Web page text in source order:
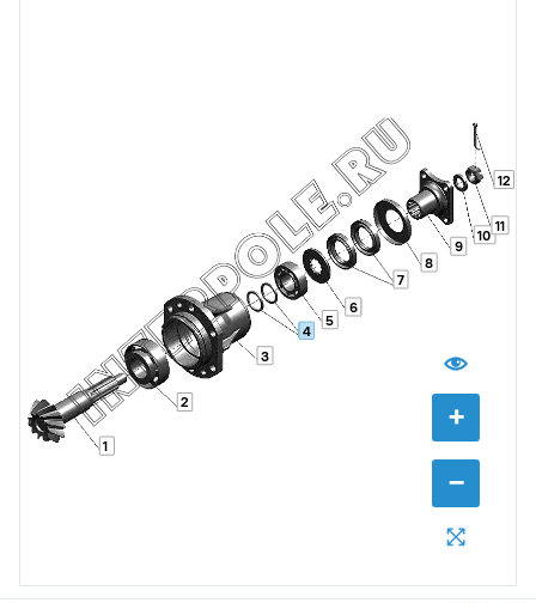
+
−
1
2
3
4
5
6
7
8
9
10
11
12